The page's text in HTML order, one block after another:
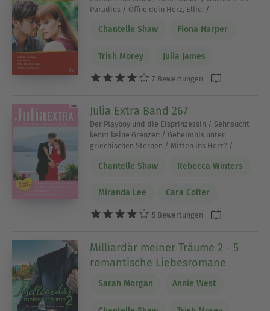
Paradies / Öffne dein Herz, Ellie! /
Chantelle Shaw Fiona Harper
Trish Morey Julia James
7 Bewertungen
Julia Extra Band 267
Der Playboy und die Eisprinzessin / Sehnsucht
kennt keine Grenzen / Geheimnis unter
griechischen Sternen / Mitten ins Herz? /
Chantelle Shaw Rebecca Winters
Miranda Lee Cara Colter
5 Bewertungen
Milliardär meiner Träume 2 - 5
romantische Liebesromane
Sarah Morgan Annie West